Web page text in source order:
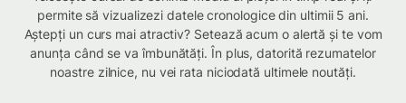
permite să vizualizezi datele cronologice din ultimii 5 ani.
Aștepți un curs mai atractiv? Setează acum o alertă și te vom
anunța când se va îmbunătăți. În plus, datorită rezumatelor
noastre zilnice, nu vei rata niciodată ultimele noutăți.